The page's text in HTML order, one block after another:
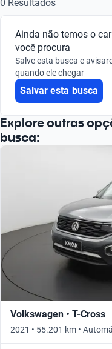
Busque por marca
Busque por modelo
Busque por versão
0 Resultados
Ainda não temos o
você procura
Salve esta busca e
quando ele chegar
Salvar esta busca
Explore outras
busca:
Volkswagen • T-Cross
2021 • 55.201 km •